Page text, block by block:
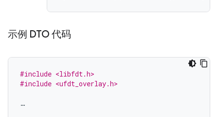
示例 DTO 代码
#include <libfdt.h>
#include <ufdt_overlay.h>
…